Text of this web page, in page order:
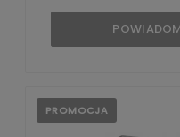
PROMOCJA